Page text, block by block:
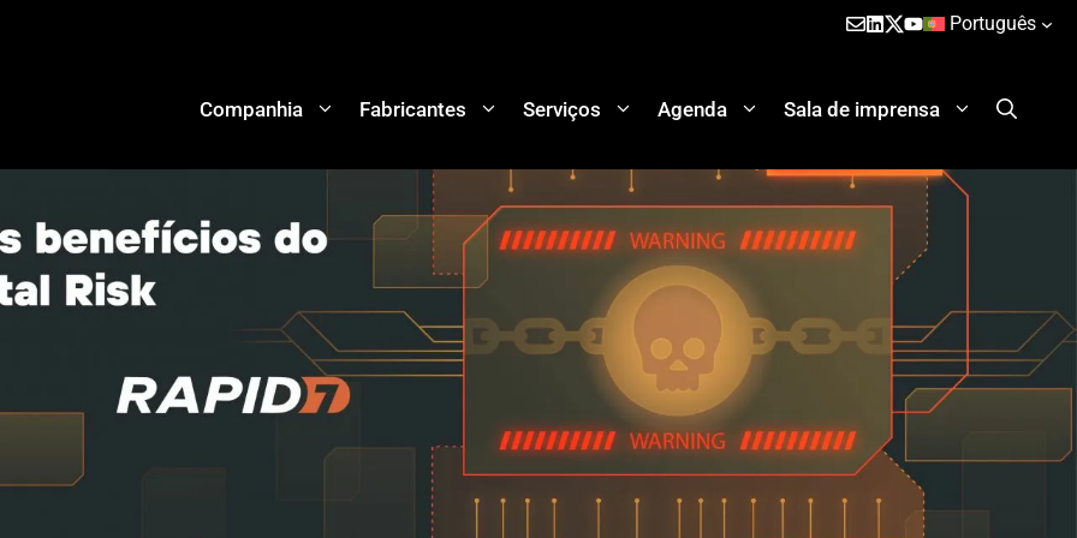
Português
Companhia Fabricantes Serviços Agenda Sala de imprensa